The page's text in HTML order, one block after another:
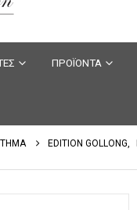
ΠΡΟΪΟΝΤΑ
EDITION GOLLONG,